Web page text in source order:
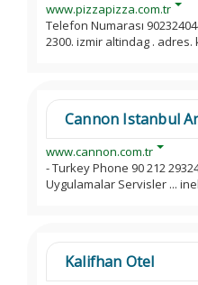
www.pizzapizza.com.tr
Telefon Numarası
2300. izmir altindag . adres.
Cannon Istanbul
www.cannon.com.tr
- Turkey Phone 90 212
Uygulamalar Servisler ...
Kalifhan Otel